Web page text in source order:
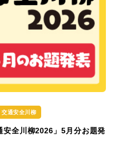
交通安全川柳
安全川柳2026」5月分お題発